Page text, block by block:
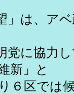
」は、ア
党に協力
新」と
６区では